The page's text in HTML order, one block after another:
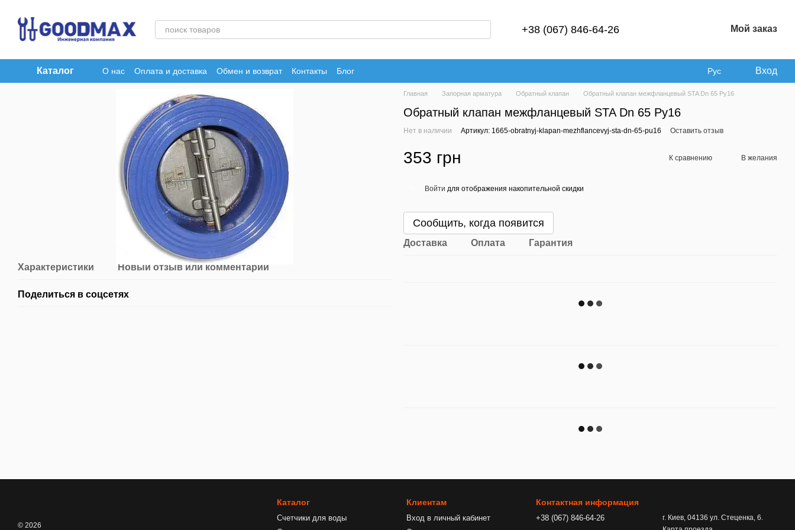
+38 (067) 846-64-26 Мой заказ
Каталог О нас Оплата и доставка Обмен и возврат Контакты Блог Рус Вход
Характеристики Новый отзыв или комментарий
Поделиться в соцсетях
Главная Запорная арматура Обратный клапан Обратный клапан межфланцевый STA Dn 65 Pу16
Обратный клапан межфланцевый STA Dn 65 Pу16
Нет в наличии Артикул: 1665-obratnyj-klapan-mezhflancevyj-sta-dn-65-pu16 Оставить отзыв
353 грн К сравнению В желания
Войти для отображения накопительной скидки
Сообщить, когда появится
Доставка Оплата Гарантия
© 2026
Каталог
Счетчики для воды
Клиентам
Вход в личный кабинет
Контактная информация
+38 (067) 846-64-26
г. Киев, 04136 ул. Стеценка, 6.